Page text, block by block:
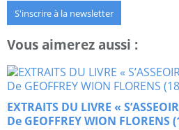
S'inscrire à la newsletter
Vous aimerez aussi :
EXTRAITS DU LIVRE «
De GEOFFREY WION FLORENS